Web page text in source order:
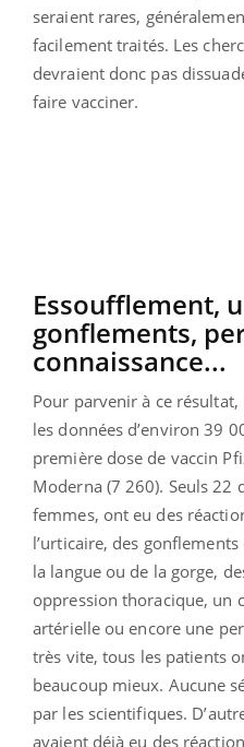
seraient rares,
facilement traités. Les
devraient donc pas
faire vacciner.
Essoufflement,
gonflements,
connaissance...
Pour parvenir à ce
les données d’environ 39
première dose de vaccin
Moderna (7 260). Seuls 22
femmes, ont eu des
l’urticaire, des
la langue ou de la gorge,
oppression thoracique, un
artérielle ou encore une
très vite, tous les patients
beaucoup mieux. Aucune
par les scientifiques.
avaient déjà eu des